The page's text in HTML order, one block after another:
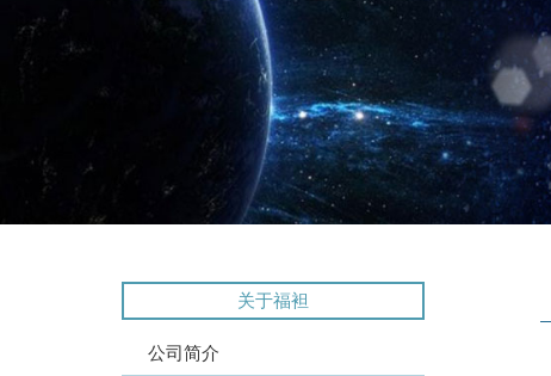
关于福袒
公司简介